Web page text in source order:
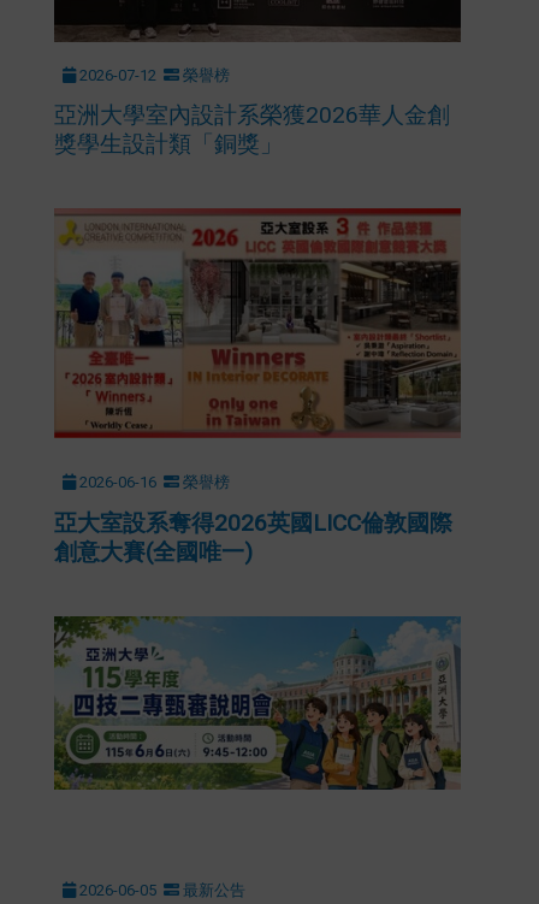
2026-07-12 榮譽榜
亞洲大學室內設計系榮獲2026華人金創
獎學生設計類「銅獎」
2026-06-16 榮譽榜
亞大室設系奪得2026英國 LICC倫敦國際
創意大賽(全國唯一)
2026-06-05 最新公告